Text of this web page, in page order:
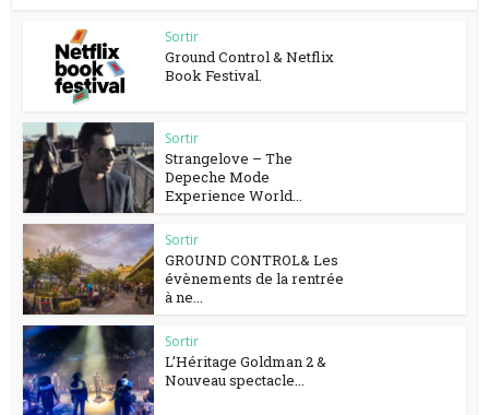
Sortir
Ground Control & Netflix
Book Festival.
Sortir
Strangelove – The
Depeche Mode
Experience World...
Sortir
GROUND CONTROL& Les
évènements de la rentrée
à ne...
Sortir
L’Héritage Goldman 2 &
Nouveau spectacle...